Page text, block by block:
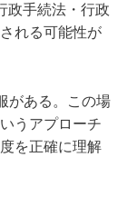
政手続法・行政
れる可能性が
がある。この場
うアプローチ
を正確に理解